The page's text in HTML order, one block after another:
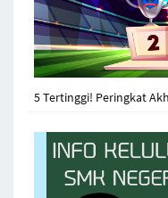
5 Tertinggi! Peringkat